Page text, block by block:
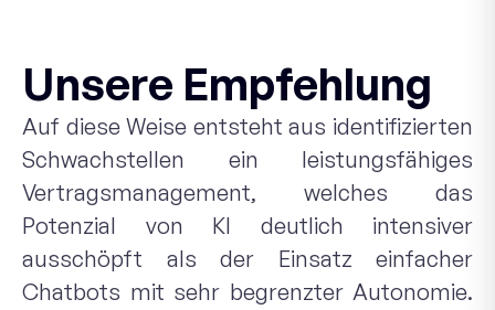
Unsere Empfehlung
Auf diese Weise entsteht aus identifizierten
Schwachstellen ein leistungsfähiges
Vertragsmanagement, welches das
Potenzial von KI deutlich intensiver
ausschöpft als der Einsatz einfacher
Chatbots mit sehr begrenzter Autonomie.